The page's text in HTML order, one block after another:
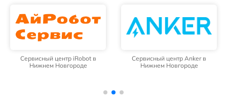
Сервисный центр iRobot в
Нижнем Новгороде
Сервисный центр Anker в
Нижнем Новгороде